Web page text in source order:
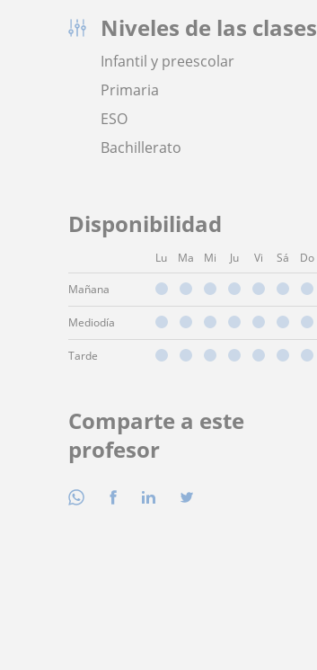
Niveles de las clases
Infantil y preescolar
Primaria
ESO
Bachillerato
Disponibilidad
Lu Ma Mi Ju Vi Sá Do
Mañana
Mediodía
Tarde
Comparte a este
profesor